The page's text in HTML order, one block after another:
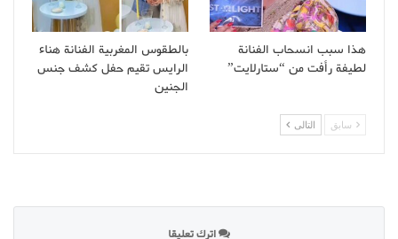
هذا سبب انسحاب الفنانة
لطيفة رأفت من “ستارلايت”
بالطقوس المغربية الفنانة هناء
الرايس تقيم حفل كشف جنس
الجنين
سابق التالى
اترك تعليقا